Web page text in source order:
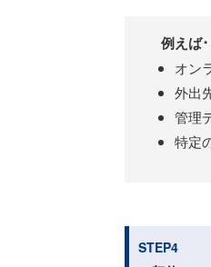
例えば･
オン
外出
管理
特定
STEP4